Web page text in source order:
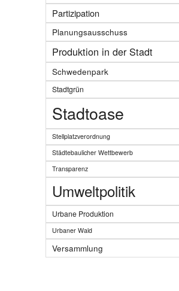
Partizipation
Planungsausschuss
Produktion in der Stadt
Schwedenpark
Stadtgrün
Stadtoase
Stellplatzverordnung
Städtebaulicher Wettbewerb
Transparenz
Umweltpolitik
Urbane Produktion
Urbaner Wald
Versammlung